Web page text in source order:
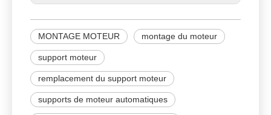
MONTAGE MOTEUR montage du moteur
support moteur
remplacement du support moteur
supports de moteur automatiques